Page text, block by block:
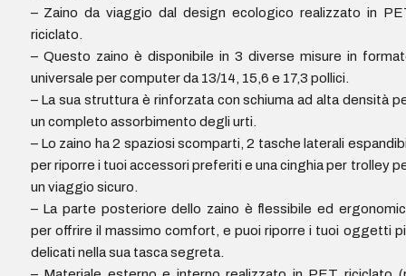
– Zaino da viaggio dal design ecologico realizzato in
riciclato.
– Questo zaino è disponibile in 3 diverse misure in
universale per computer da 13/14, 15,6 e 17,3 pollici.
– La sua struttura è rinforzata con schiuma ad alta densità
un completo assorbimento degli urti.
– Lo zaino ha 2 spaziosi scomparti, 2 tasche laterali
per riporre i tuoi accessori preferiti e una cinghia per trolley
un viaggio sicuro.
– La parte posteriore dello zaino è flessibile ed
per offrire il massimo comfort, e puoi riporre i tuoi oggetti
delicati nella sua tasca segreta.